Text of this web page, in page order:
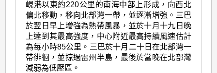
峴港以東約220公里的南海中部上形成，向西北
偏北移動，移向北部灣一帶，並逐漸增強。三巴
於翌日早上增強為熱帶風暴，並於十月十九日晚
上達到其最高強度，中心附近最高持續風速估計
為每小時85公里。三巴於十月二十日在北部灣一
帶徘徊，並掠過雷州半島，最後於當晚在北部灣
減弱為低壓區。